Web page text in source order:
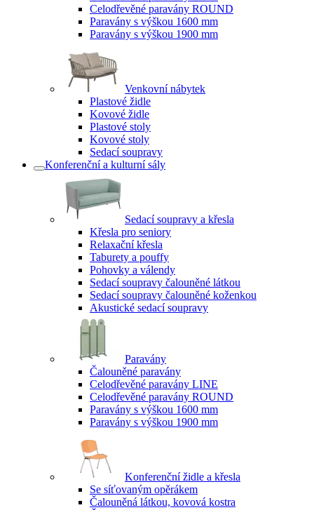
Celodřevěné paravány ROUND
Paravány s výškou 1600 mm
Paravány s výškou 1900 mm
Venkovní nábytek
Plastové židle
Kovové židle
Plastové stoly
Kovové stoly
Sedací soupravy
Konferenční a kulturní sály
Sedací soupravy a křesla
Křesla pro seniory
Relaxační křesla
Taburety a pouffy
Pohovky a válendy
Sedací soupravy čalouněné látkou
Sedací soupravy čalouněné koženkou
Akustické sedací soupravy
Paravány
Čalouněné paravány
Celodřevěné paravány LINE
Celodřevěné paravány ROUND
Paravány s výškou 1600 mm
Paravány s výškou 1900 mm
Konferenční židle a křesla
Se síťovaným opěrákem
Čalouněná látkou, kovová kostra